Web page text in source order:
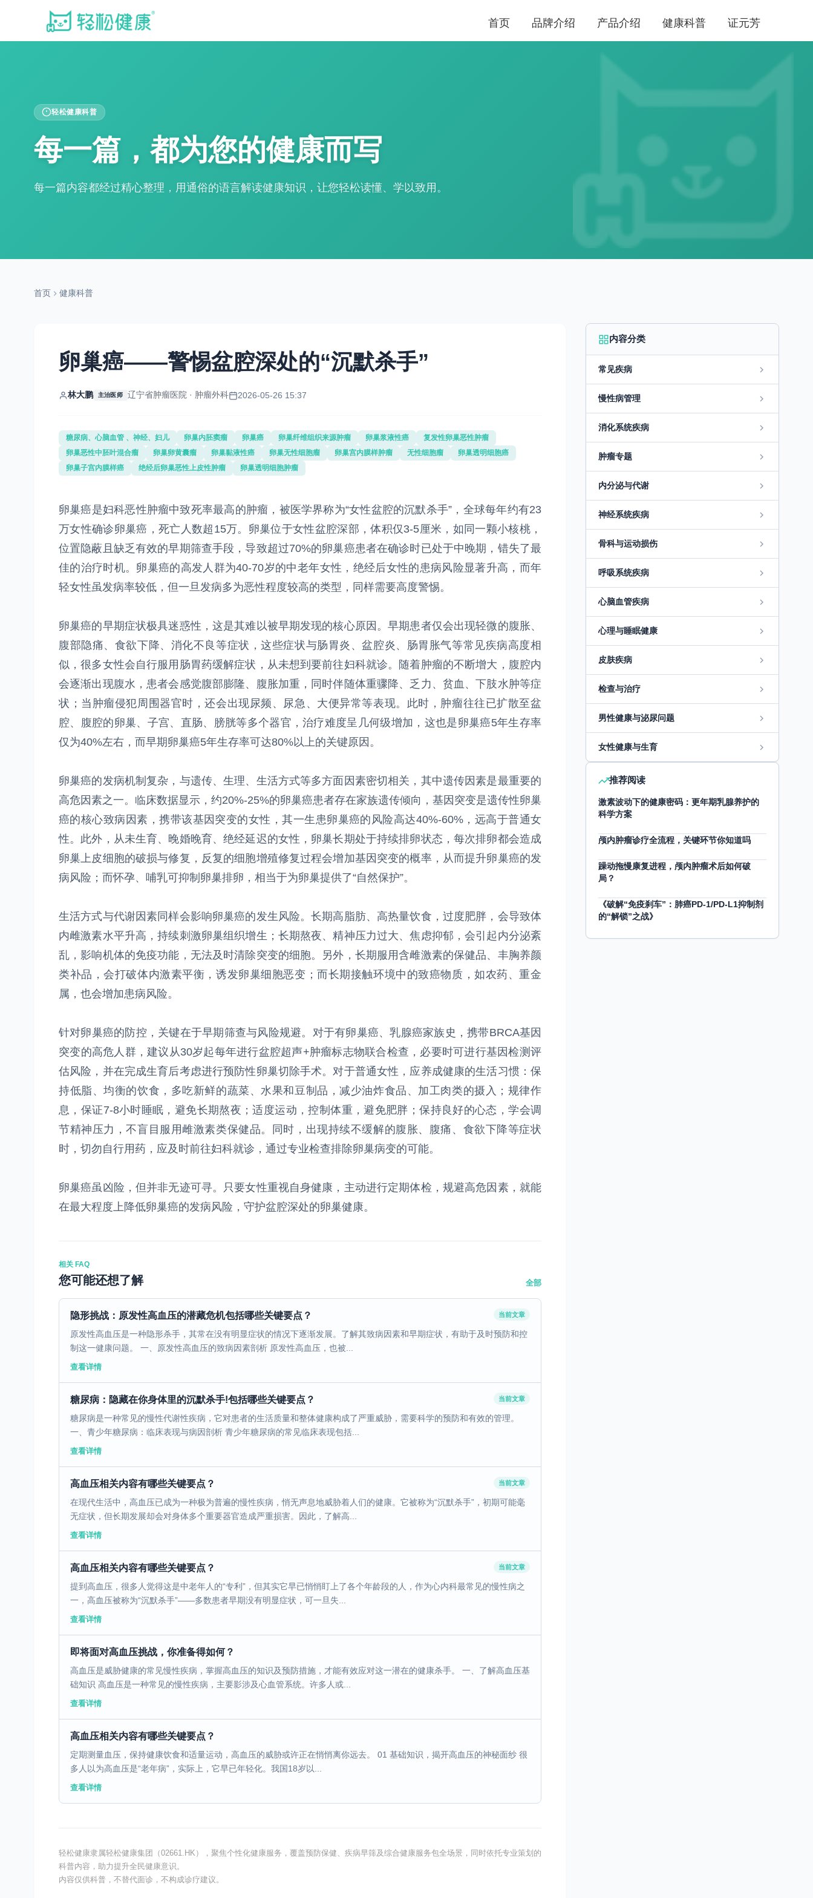
首页 品牌介绍 产品介绍 健康科普 证元芳
轻松健康科普
每一篇，都为您的健康而写
每一篇内容都经过精心整理，用通俗的语言解读健康知识，让您轻松读懂、学以致用。
首页 健康科普
卵巢癌——警惕盆腔深处的“沉默杀手”
林大鹏 主治医师 辽宁省肿瘤医院 · 肿瘤外科 2026-05-26 15:37
糖尿病、心脑血管 、神经、妇儿 卵巢内胚窦瘤 卵巢癌 卵巢纤维组织来源肿瘤 卵巢浆液性癌
复发性卵巢恶性肿瘤
卵巢恶性中胚叶混合瘤
卵巢卵黄囊瘤 卵巢黏液性癌 卵巢无性细胞瘤 卵巢宫内膜样肿瘤 无性细胞瘤
卵巢透明细胞癌
卵巢子宫内膜样癌
绝经后卵巢恶性上皮性肿瘤 卵巢透明细胞肿瘤
卵巢癌是妇科恶性肿瘤中致死率最高的肿瘤，被医学界称为“女性盆腔的沉默杀手”，全球每年约有23
万女性确诊卵巢癌，死亡人数超15万。卵巢位于女性盆腔深部，体积仅3-5厘米，如同一颗小核桃，
位置隐蔽且缺乏有效的早期筛查手段，导致超过70%的卵巢癌患者在确诊时已处于中晚期，错失了最
佳的治疗时机。卵巢癌的高发人群为40-70岁的中老年女性，绝经后女性的患病风险显著升高，而年
轻女性虽发病率较低，但一旦发病多为恶性程度较高的类型，同样需要高度警惕。
卵巢癌的早期症状极具迷惑性，这是其难以被早期发现的核心原因。早期患者仅会出现轻微的腹胀、
腹部隐痛、食欲下降、消化不良等症状，这些症状与肠胃炎、盆腔炎、肠胃胀气等常见疾病高度相
似，很多女性会自行服用肠胃药缓解症状，从未想到要前往妇科就诊。随着肿瘤的不断增大，腹腔内
会逐渐出现腹水，患者会感觉腹部膨隆、腹胀加重，同时伴随体重骤降、乏力、贫血、下肢水肿等症
状；当肿瘤侵犯周围器官时，还会出现尿频、尿急、大便异常等表现。此时，肿瘤往往已扩散至盆
腔、腹腔的卵巢、子宫、直肠、膀胱等多个器官，治疗难度呈几何级增加，这也是卵巢癌5年生存率
仅为40%左右，而早期卵巢癌5年生存率可达80%以上的关键原因。
卵巢癌的发病机制复杂，与遗传、生理、生活方式等多方面因素密切相关，其中遗传因素是最重要的
高危因素之一。临床数据显示，约20%-25%的卵巢癌患者存在家族遗传倾向，基因突变是遗传性卵巢
癌的核心致病因素，携带该基因突变的女性，其一生患卵巢癌的风险高达40%-60%，远高于普通女
性。此外，从未生育、晚婚晚育、绝经延迟的女性，卵巢长期处于持续排卵状态，每次排卵都会造成
卵巢上皮细胞的破损与修复，反复的细胞增殖修复过程会增加基因突变的概率，从而提升卵巢癌的发
病风险；而怀孕、哺乳可抑制卵巢排卵，相当于为卵巢提供了“自然保护”。
生活方式与代谢因素同样会影响卵巢癌的发生风险。长期高脂肪、高热量饮食，过度肥胖，会导致体
内雌激素水平升高，持续刺激卵巢组织增生；长期熬夜、精神压力过大、焦虑抑郁，会引起内分泌紊
乱，影响机体的免疫功能，无法及时清除突变的细胞。另外，长期服用含雌激素的保健品、丰胸养颜
类补品，会打破体内激素平衡，诱发卵巢细胞恶变；而长期接触环境中的致癌物质，如农药、重金
属，也会增加患病风险。
针对卵巢癌的防控，关键在于早期筛查与风险规避。对于有卵巢癌、乳腺癌家族史，携带BRCA基因
突变的高危人群，建议从30岁起每年进行盆腔超声+肿瘤标志物联合检查，必要时可进行基因检测评
估风险，并在完成生育后考虑进行预防性卵巢切除手术。对于普通女性，应养成健康的生活习惯：保
持低脂、均衡的饮食，多吃新鲜的蔬菜、水果和豆制品，减少油炸食品、加工肉类的摄入；规律作
息，保证7-8小时睡眠，避免长期熬夜；适度运动，控制体重，避免肥胖；保持良好的心态，学会调
节精神压力，不盲目服用雌激素类保健品。同时，出现持续不缓解的腹胀、腹痛、食欲下降等症状
时，切勿自行用药，应及时前往妇科就诊，通过专业检查排除卵巢病变的可能。
卵巢癌虽凶险，但并非无迹可寻。只要女性重视自身健康，主动进行定期体检，规避高危因素，就能
在最大程度上降低卵巢癌的发病风险，守护盆腔深处的卵巢健康。
相关 FAQ
您可能还想了解 全部
隐形挑战：原发性高血压的潜藏危机包括哪些关键要点？ 当前文章
原发性高血压是一种隐形杀手，其常在没有明显症状的情况下逐渐发展。了解其致病因素和早期症状，有助于及时预防和控
制这一健康问题。 一、原发性高血压的致病因素剖析 原发性高血压，也被...
查看详情
糖尿病：隐藏在你身体里的沉默杀手!包括哪些关键要点？ 当前文章
糖尿病是一种常见的慢性代谢性疾病，它对患者的生活质量和整体健康构成了严重威胁，需要科学的预防和有效的管理。
一、青少年糖尿病：临床表现与病因剖析 青少年糖尿病的常见临床表现包括...
查看详情
高血压相关内容有哪些关键要点？ 当前文章
在现代生活中，高血压已成为一种极为普遍的慢性疾病，悄无声息地威胁着人们的健康。它被称为“沉默杀手”，初期可能毫
无症状，但长期发展却会对身体多个重要器官造成严重损害。因此，了解高...
查看详情
高血压相关内容有哪些关键要点？ 当前文章
提到高血压，很多人觉得这是中老年人的“专利”，但其实它早已悄悄盯上了各个年龄段的人，作为心内科最常见的慢性病之
一，高血压被称为“沉默杀手”——多数患者早期没有明显症状，可一旦失...
查看详情
即将面对高血压挑战，你准备得如何？
高血压是威胁健康的常见慢性疾病，掌握高血压的知识及预防措施，才能有效应对这一潜在的健康杀手。 一、了解高血压基
础知识 高血压是一种常见的慢性疾病，主要影涉及心血管系统。许多人或...
查看详情
高血压相关内容有哪些关键要点？
定期测量血压，保持健康饮食和适量运动，高血压的威胁或许正在悄悄离你远去。 01 基础知识，揭开高血压的神秘面纱 很
多人以为高血压是“老年病”，实际上，它早已年轻化。我国18岁以...
查看详情
轻松健康隶属轻松健康集团（02661.HK），聚焦个性化健康服务，覆盖预防保健、疾病早筛及综合健康服务包全场景，同时依托专业策划的
科普内容，助力提升全民健康意识。
内容仅供科普，不替代面诊，不构成诊疗建议。
内容分类
常见疾病
慢性病管理
消化系统疾病
肿瘤专题
内分泌与代谢
神经系统疾病
骨科与运动损伤
呼吸系统疾病
心脑血管疾病
心理与睡眠健康
皮肤疾病
检查与治疗
男性健康与泌尿问题
女性健康与生育
推荐阅读
激素波动下的健康密码：更年期乳腺养护的
科学方案
颅内肿瘤诊疗全流程，关键环节你知道吗
躁动拖慢康复进程，颅内肿瘤术后如何破
局？
《破解“免疫刹车”：肺癌PD-1/PD-L1抑制剂
的“解锁”之战》